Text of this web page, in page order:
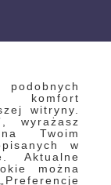
komfort
witryny.
wyrażasz
Twoim
w
Aktualne
można